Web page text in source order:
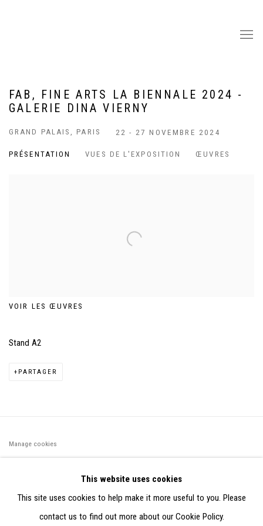
FAB, FINE ARTS LA BIENNALE 2024 -
GALERIE DINA VIERNY
GRAND PALAIS, PARIS 22 - 27 NOVEMBRE 2024
PRÉSENTATION VUES DE L'EXPOSITION ŒUVRES
VOIR LES ŒUVRES
Stand A2
PARTAGER
Manage cookies
PARTIR DES DONNÉES COLLECTÉES PAR ELISABETH KLIMOFF
DE 2015 À 2019
SITE BY ARTLOGIC
This website uses cookies
This site uses cookies to help make it more useful to you. Please
contact us to find out more about our Cookie Policy.